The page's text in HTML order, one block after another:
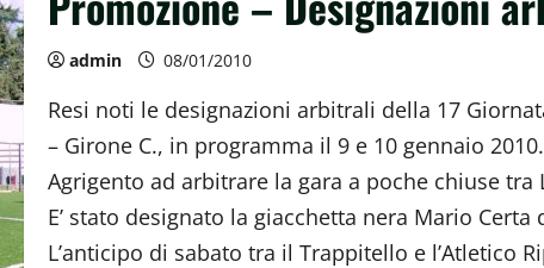
admin 08/01/2010
Resi noti le designazioni arbitrali della 17
– Girone C., in programma il 9 e 10 gennaio
Agrigento ad arbitrare la gara a poche chiuse tra
E’ stato designato la giacchetta nera Mario
L’anticipo di sabato tra il Trappitello e l’Atletico